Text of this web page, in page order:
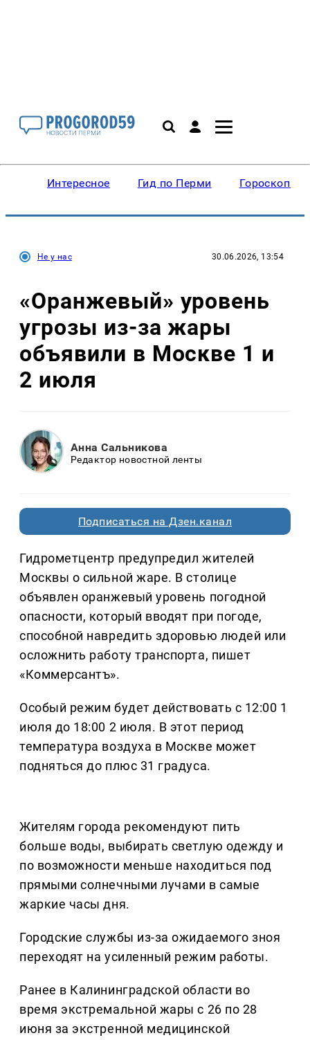
Интересное Гид по Перми Гороскопы
Не у нас 30.06.2026, 13:54
«Оранжевый» уровень
угрозы из-за жары
объявили в Москве 1 и
2 июля
Анна Сальникова
Редактор новостной ленты
Подписаться на Дзен.канал
Гидрометцентр предупредил жителей
Москвы о сильной жаре. В столице
объявлен оранжевый уровень погодной
опасности, который вводят при погоде,
способной навредить здоровью людей или
осложнить работу транспорта, пишет
«Коммерсантъ».
Особый режим будет действовать с 12:00 1
июля до 18:00 2 июля. В этот период
температура воздуха в Москве может
подняться до плюс 31 градуса.
Жителям города рекомендуют пить
больше воды, выбирать светлую одежду и
по возможности меньше находиться под
прямыми солнечными лучами в самые
жаркие часы дня.
Городские службы из-за ожидаемого зноя
переходят на усиленный режим работы.
Ранее в Калининградской области во
время экстремальной жары с 26 по 28
июня за экстренной медицинской